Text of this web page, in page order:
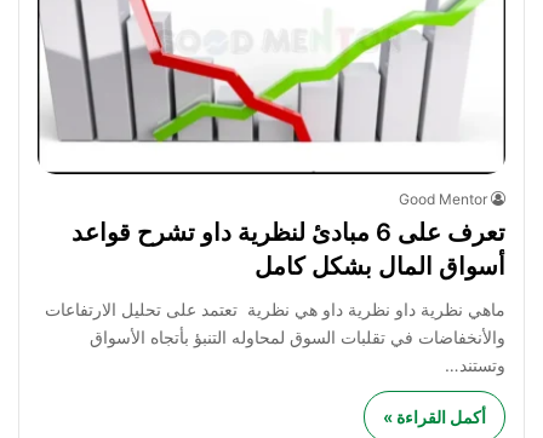
Good Mentor
تعرف على 6 مبادئ لنظرية داو تشرح قواعد
أسواق المال بشكل كامل
ماهي نظرية داو نظرية داو هي نظرية تعتمد على تحليل الارتفاعات
والأنخفاضات في تقلبات السوق لمحاوله التنبؤ بأتجاه الأسواق
وتستند…
أكمل القراءة »